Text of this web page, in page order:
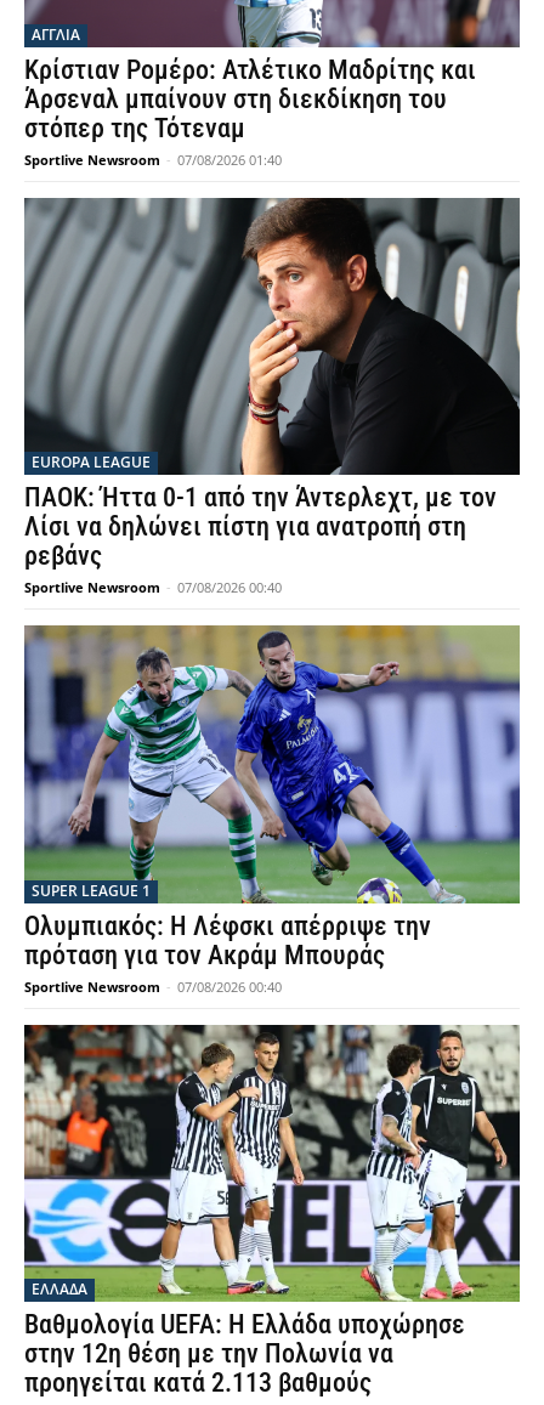
ΑΓΓΛΙΑ
Κρίστιαν Ρομέρο: Ατλέτικο Μαδρίτης και
Άρσεναλ μπαίνουν στη διεκδίκηση του
στόπερ της Τότεναμ
Sportlive Newsroom - 07/08/2026 01:40
EUROPA LEAGUE
ΠΑΟΚ: Ήττα 0-1 από την Άντερλεχτ, με τον
Λίσι να δηλώνει πίστη για ανατροπή στη
ρεβάνς
Sportlive Newsroom - 07/08/2026 00:40
SUPER LEAGUE 1
Ολυμπιακός: Η Λέφσκι απέρριψε την
πρόταση για τον Ακράμ Μπουράς
Sportlive Newsroom - 07/08/2026 00:40
ΕΛΛΑΔΑ
Βαθμολογία UEFA: Η Ελλάδα υποχώρησε
στην 12η θέση με την Πολωνία να
προηγείται κατά 2.113 βαθμούς